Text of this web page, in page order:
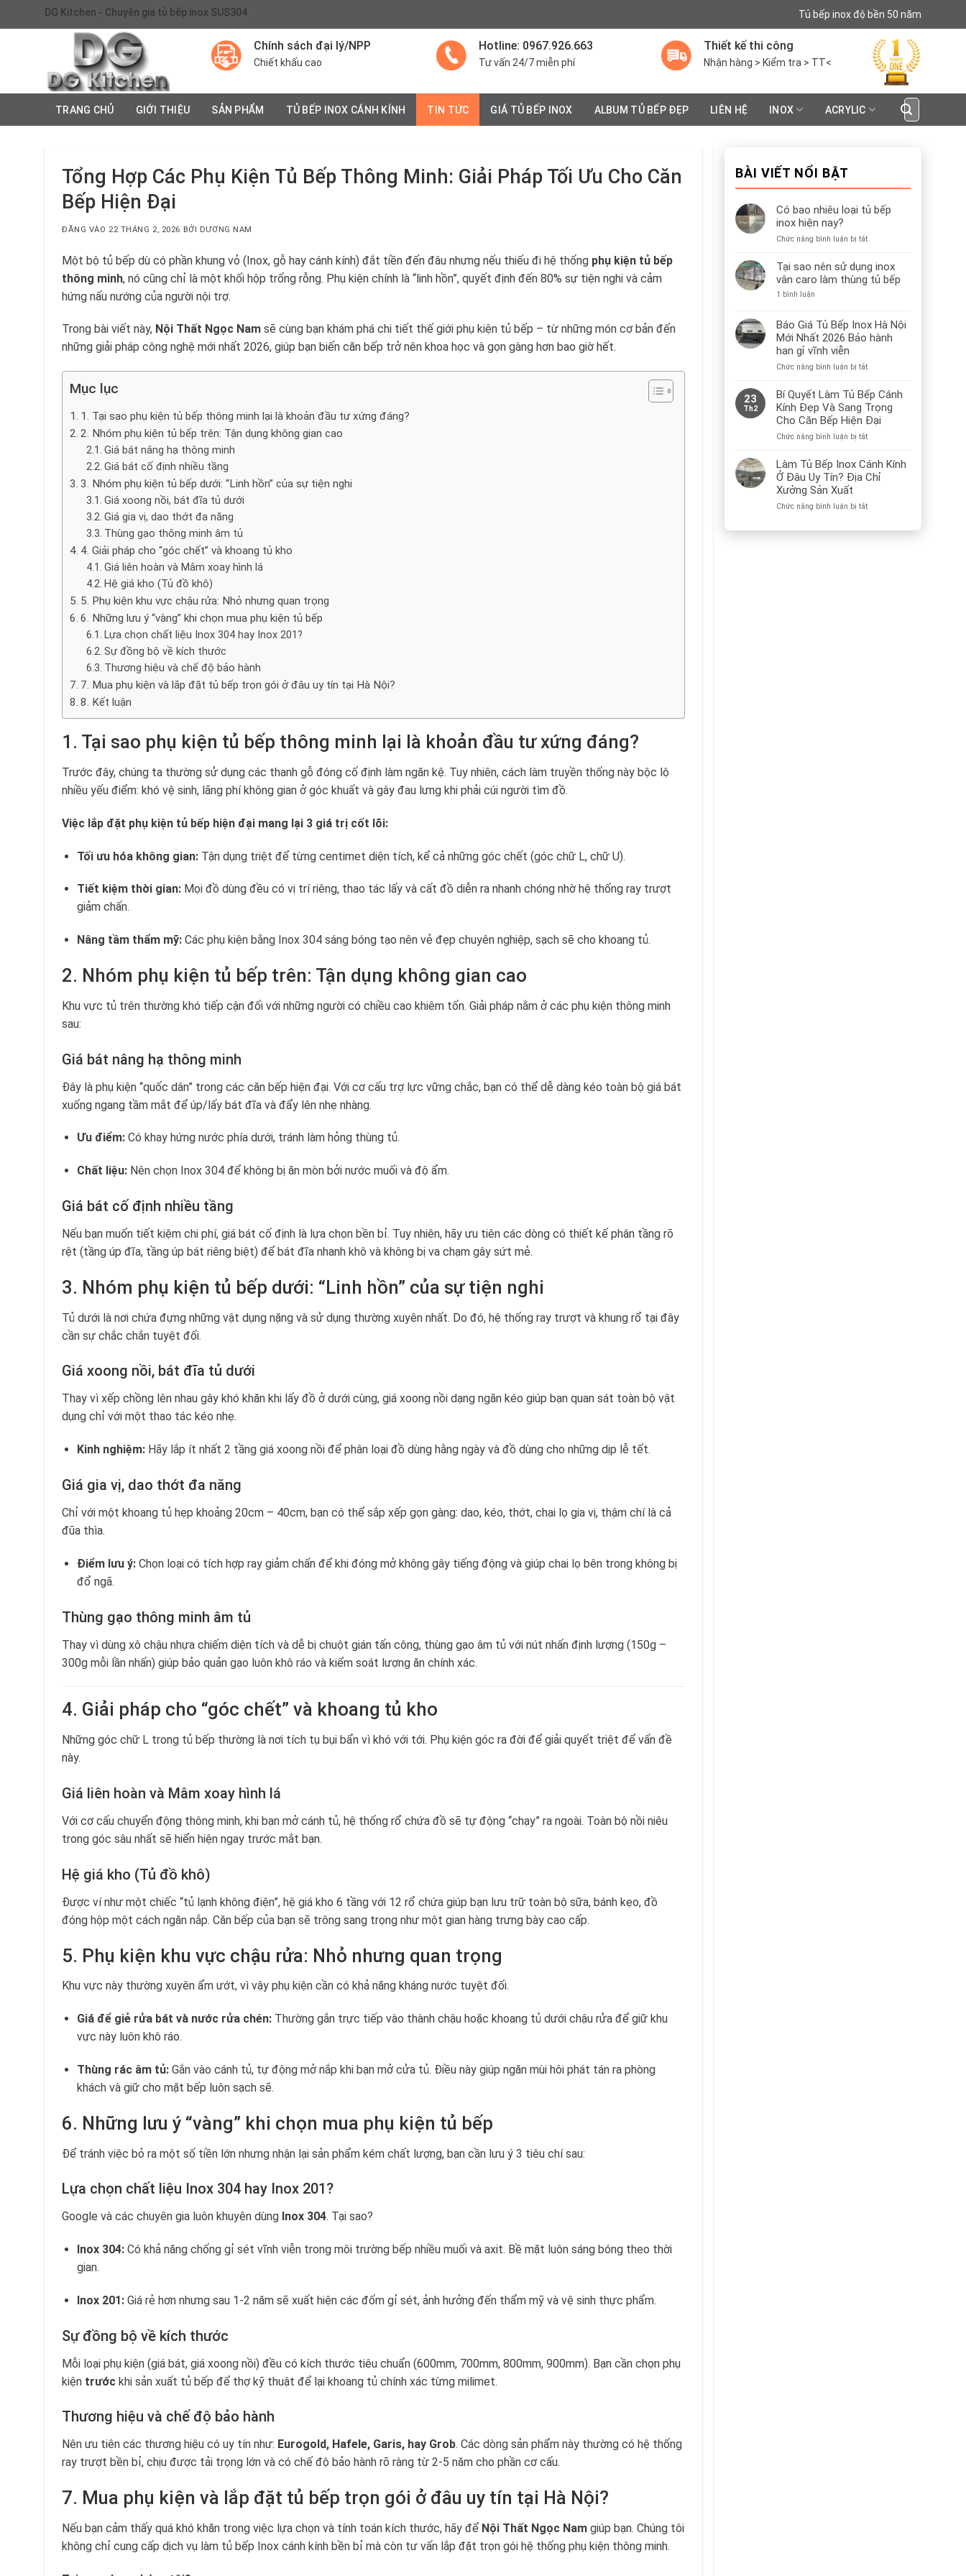
qua
DG Kitchen - Chuyên gia tủ bếp inox SUS304 Tủ bếp inox độ bền 50 năm
Chính sách đại lý/NPP
Chiết khấu cao
Hotline: 0967.926.663
Tư vấn 24/7 miễn phí
Thiết kế thi công
Nhận hàng > Kiểm tra > TT<
TRANG CHỦ GIỚI THIỆU SẢN PHẨM TỦ BẾP INOX CÁNH KÍNH TIN TỨC GIÁ TỦ BẾP INOX ALBUM TỦ BẾP ĐẸP LIÊN HỆ INOX ACRYLIC
Search
for:
Tổng Hợp Các Phụ Kiện Tủ Bếp Thông Minh: Giải Pháp Tối Ưu Cho Căn
Bếp Hiện Đại
ĐĂNG VÀO 22 THÁNG 2, 2026 BỞI DƯƠNG NAM
Một bộ tủ bếp dù có phần khung vỏ (Inox, gỗ hay cánh kính) đắt tiền đến đâu nhưng nếu thiếu đi hệ thống phụ kiện tủ bếp
thông minh, nó cũng chỉ là một khối hộp trống rỗng. Phụ kiện chính là “linh hồn”, quyết định đến 80% sự tiện nghi và cảm
hứng nấu nướng của người nội trợ.
Trong bài viết này, Nội Thất Ngọc Nam sẽ cùng bạn khám phá chi tiết thế giới phụ kiện tủ bếp – từ những món cơ bản đến
những giải pháp công nghệ mới nhất 2026, giúp bạn biến căn bếp trở nên khoa học và gọn gàng hơn bao giờ hết.
Mục lục
1. Tại sao phụ kiện tủ bếp thông minh lại là khoản đầu tư xứng đáng?
2. Nhóm phụ kiện tủ bếp trên: Tận dụng không gian cao
Giá bát nâng hạ thông minh
Giá bát cố định nhiều tầng
3. Nhóm phụ kiện tủ bếp dưới: “Linh hồn” của sự tiện nghi
Giá xoong nồi, bát đĩa tủ dưới
Giá gia vị, dao thớt đa năng
Thùng gạo thông minh âm tủ
4. Giải pháp cho “góc chết” và khoang tủ kho
Giá liên hoàn và Mâm xoay hình lá
Hệ giá kho (Tủ đồ khô)
5. Phụ kiện khu vực chậu rửa: Nhỏ nhưng quan trọng
6. Những lưu ý “vàng” khi chọn mua phụ kiện tủ bếp
Lựa chọn chất liệu Inox 304 hay Inox 201?
Sự đồng bộ về kích thước
Thương hiệu và chế độ bảo hành
7. Mua phụ kiện và lắp đặt tủ bếp trọn gói ở đâu uy tín tại Hà Nội?
8. Kết luận
1. Tại sao phụ kiện tủ bếp thông minh lại là khoản đầu tư xứng đáng?
Trước đây, chúng ta thường sử dụng các thanh gỗ đóng cố định làm ngăn kệ. Tuy nhiên, cách làm truyền thống này bộc lộ
nhiều yếu điểm: khó vệ sinh, lãng phí không gian ở góc khuất và gây đau lưng khi phải cúi người tìm đồ.
Việc lắp đặt phụ kiện tủ bếp hiện đại mang lại 3 giá trị cốt lõi:
Tối ưu hóa không gian:Tận dụng triệt để từng centimet diện tích, kể cả những góc chết (góc chữ L, chữ U).
Tiết kiệm thời gian:Mọi đồ dùng đều có vị trí riêng, thao tác lấy và cất đồ diễn ra nhanh chóng nhờ hệ thống ray trượt
giảm chấn.
Nâng tầm thẩm mỹ:Các phụ kiện bằng Inox 304 sáng bóng tạo nên vẻ đẹp chuyên nghiệp, sạch sẽ cho khoang tủ.
2. Nhóm phụ kiện tủ bếp trên: Tận dụng không gian cao
Khu vực tủ trên thường khó tiếp cận đối với những người có chiều cao khiêm tốn. Giải pháp nằm ở các phụ kiện thông minh
sau:
Giá bát nâng hạ thông minh
Đây là phụ kiện “quốc dân” trong các căn bếp hiện đại. Với cơ cấu trợ lực vững chắc, bạn có thể dễ dàng kéo toàn bộ giá bát
xuống ngang tầm mắt để úp/lấy bát đĩa và đẩy lên nhẹ nhàng.
Ưu điểm:Có khay hứng nước phía dưới, tránh làm hỏng thùng tủ.
Chất liệu:Nên chọn Inox 304 để không bị ăn mòn bởi nước muối và độ ẩm.
Giá bát cố định nhiều tầng
Nếu bạn muốn tiết kiệm chi phí, giá bát cố định là lựa chọn bền bỉ. Tuy nhiên, hãy ưu tiên các dòng có thiết kế phân tầng rõ
rệt (tầng úp đĩa, tầng úp bát riêng biệt) để bát đĩa nhanh khô và không bị va chạm gây sứt mẻ.
3. Nhóm phụ kiện tủ bếp dưới: “Linh hồn” của sự tiện nghi
Tủ dưới là nơi chứa đựng những vật dụng nặng và sử dụng thường xuyên nhất. Do đó, hệ thống ray trượt và khung rổ tại đây
cần sự chắc chắn tuyệt đối.
Giá xoong nồi, bát đĩa tủ dưới
Thay vì xếp chồng lên nhau gây khó khăn khi lấy đồ ở dưới cùng, giá xoong nồi dạng ngăn kéo giúp bạn quan sát toàn bộ vật
dụng chỉ với một thao tác kéo nhẹ.
Kinh nghiệm:Hãy lắp ít nhất 2 tầng giá xoong nồi để phân loại đồ dùng hằng ngày và đồ dùng cho những dịp lễ tết.
Giá gia vị, dao thớt đa năng
Chỉ với một khoang tủ hẹp khoảng 20cm – 40cm, bạn có thể sắp xếp gọn gàng: dao, kéo, thớt, chai lọ gia vị, thậm chí là cả
đũa thìa.
Điểm lưu ý:Chọn loại có tích hợp ray giảm chấn để khi đóng mở không gây tiếng động và giúp chai lọ bên trong không bị
đổ ngã.
Thùng gạo thông minh âm tủ
Thay vì dùng xô chậu nhựa chiếm diện tích và dễ bị chuột gián tấn công, thùng gạo âm tủ với nút nhấn định lượng (150g –
300g mỗi lần nhấn) giúp bảo quản gạo luôn khô ráo và kiểm soát lượng ăn chính xác.
4. Giải pháp cho “góc chết” và khoang tủ kho
Những góc chữ L trong tủ bếp thường là nơi tích tụ bụi bẩn vì khó với tới. Phụ kiện góc ra đời để giải quyết triệt để vấn đề
này.
Giá liên hoàn và Mâm xoay hình lá
Với cơ cấu chuyển động thông minh, khi bạn mở cánh tủ, hệ thống rổ chứa đồ sẽ tự động “chạy” ra ngoài. Toàn bộ nồi niêu
trong góc sâu nhất sẽ hiển hiện ngay trước mắt bạn.
Hệ giá kho (Tủ đồ khô)
Được ví như một chiếc “tủ lạnh không điện”, hệ giá kho 6 tầng với 12 rổ chứa giúp bạn lưu trữ toàn bộ sữa, bánh kẹo, đồ
đóng hộp một cách ngăn nắp. Căn bếp của bạn sẽ trông sang trọng như một gian hàng trưng bày cao cấp.
5. Phụ kiện khu vực chậu rửa: Nhỏ nhưng quan trọng
Khu vực này thường xuyên ẩm ướt, vì vậy phụ kiện cần có khả năng kháng nước tuyệt đối.
Giá để giẻ rửa bát và nước rửa chén:Thường gắn trực tiếp vào thành chậu hoặc khoang tủ dưới chậu rửa để giữ khu
vực này luôn khô ráo.
Thùng rác âm tủ:Gắn vào cánh tủ, tự động mở nắp khi bạn mở cửa tủ. Điều này giúp ngăn mùi hôi phát tán ra phòng
khách và giữ cho mặt bếp luôn sạch sẽ.
6. Những lưu ý “vàng” khi chọn mua phụ kiện tủ bếp
Để tránh việc bỏ ra một số tiền lớn nhưng nhận lại sản phẩm kém chất lượng, bạn cần lưu ý 3 tiêu chí sau:
Lựa chọn chất liệu Inox 304 hay Inox 201?
Google và các chuyên gia luôn khuyên dùng Inox 304. Tại sao?
Inox 304:Có khả năng chống gỉ sét vĩnh viễn trong môi trường bếp nhiều muối và axit. Bề mặt luôn sáng bóng theo thời
gian.
Inox 201:Giá rẻ hơn nhưng sau 1-2 năm sẽ xuất hiện các đốm gỉ sét, ảnh hưởng đến thẩm mỹ và vệ sinh thực phẩm.
Sự đồng bộ về kích thước
Mỗi loại phụ kiện (giá bát, giá xoong nồi) đều có kích thước tiêu chuẩn (600mm, 700mm, 800mm, 900mm). Bạn cần chọn phụ
kiện trước khi sản xuất tủ bếp để thợ kỹ thuật để lại khoang tủ chính xác từng milimet.
Thương hiệu và chế độ bảo hành
Nên ưu tiên các thương hiệu có uy tín như: Eurogold, Hafele, Garis, hay Grob. Các dòng sản phẩm này thường có hệ thống
ray trượt bền bỉ, chịu được tải trọng lớn và có chế độ bảo hành rõ ràng từ 2-5 năm cho phần cơ cấu.
7. Mua phụ kiện và lắp đặt tủ bếp trọn gói ở đâu uy tín tại Hà Nội?
Nếu bạn cảm thấy quá khó khăn trong việc lựa chọn và tính toán kích thước, hãy để Nội Thất Ngọc Nam giúp bạn. Chúng tôi
không chỉ cung cấp dịch vụ làm tủ bếp Inox cánh kính bền bỉ mà còn tư vấn lắp đặt trọn gói hệ thống phụ kiện thông minh.
BÀI VIẾT NỔI BẬT
Có bao nhiêu loại tủ bếp
inox hiện nay?
Chức năng bình luận bị tắtở
bao
nhiêu
loại
inox
hiện
nay?
Tại sao nên sử dụng inox
vân caro làm thùng tủ bếp
1 bình luận
nên
sử
dụng
inox
vân
caro
làm
tủ
bếp
Báo Giá Tủ Bếp Inox Hà Nội
Mới Nhất 2026 Bảo hành
han gỉ vĩnh viễn
Chức năng bình luận bị tắtở
Giá
Tủ
Bếp
Inox
Hà
Mới
Nhất
2026
hành
23
Th2
Bí Quyết Làm Tủ Bếp Cánh
Kính Đẹp Và Sang Trọng
Cho Căn Bếp Hiện Đại
Chức năng bình luận bị tắtở
Quyết
Làm
Tủ
Cánh
Làm Tủ Bếp Inox Cánh Kính
Ở Đâu Uy Tín? Địa Chỉ
Xưởng Sản Xuất
Chức năng bình luận bị tắtở
Tủ